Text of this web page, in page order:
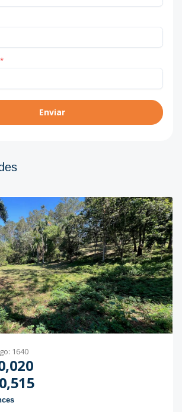
*
Enviar
: 1640